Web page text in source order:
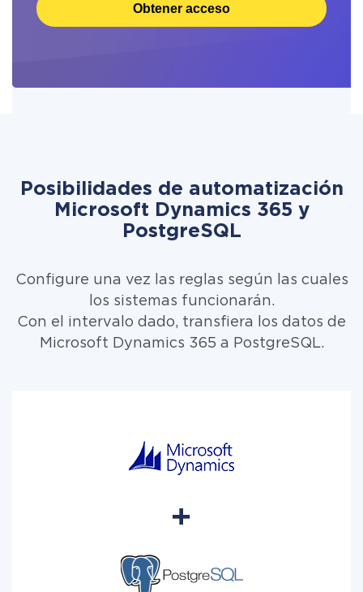
Obtener acceso
Posibilidades de automatización
Microsoft Dynamics 365 y
PostgreSQL
Configure una vez las reglas según las cuales
los sistemas funcionarán.
Con el intervalo dado, transfiera los datos de
Microsoft Dynamics 365 a PostgreSQL.